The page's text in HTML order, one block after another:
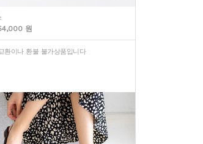
원
환이나 환불 불가상품입니다